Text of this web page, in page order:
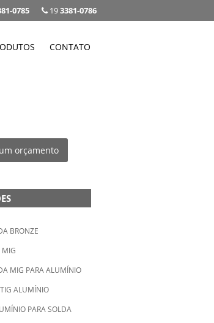
193381-0786
0785
CONTATO
orçamento
BRONZE
MIG
MIG PARA ALUMÍNIO
ALUMÍNIO
PARA SOLDA